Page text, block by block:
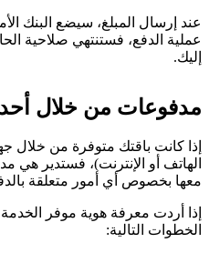
عند إرسال المبلغ، سيضع البنك
عملية الدفع، فستنتهي صلاحية
إليك.
مدفوعات من خلال أحد
إذا كانت باقتك متوفرة من
الهاتف أو الإنترنت)، فستدير
معها بخصوص أي أمور متعلقة
إذا أردت معرفة هوية موفر
الخطوات التالية: